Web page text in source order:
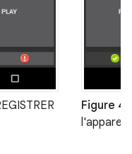
Figure 4.
l'appareil